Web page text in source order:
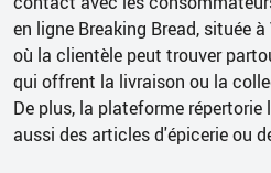
en ligne Breaking Bread, située
où la clientèle peut trouver
qui offrent la livraison ou la
De plus, la plateforme
aussi des articles d'épicerie ou